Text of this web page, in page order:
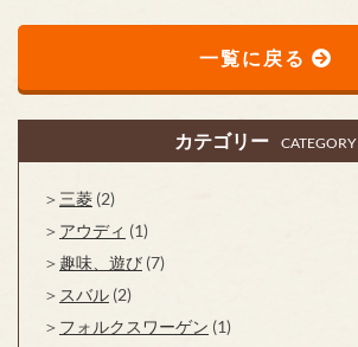
一覧に戻る
カテゴリー CATEGORY
三菱 (2)
アウディ (1)
趣味、遊び (7)
スバル (2)
フォルクスワーゲン (1)